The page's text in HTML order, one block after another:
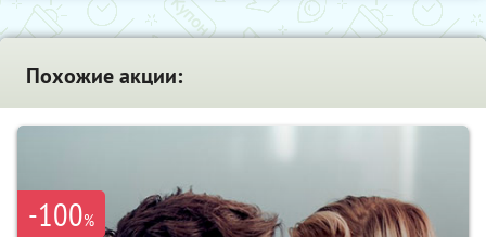
Похожие акции:
-100%